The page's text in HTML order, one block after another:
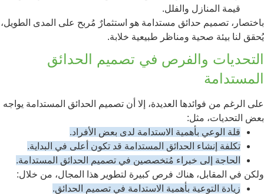
قيمة المنازل والفلل.
باختصار، تصميم حدائق مستدامة هو استثمارٌ مُربح على المدى الطويل،
يُحقق لنا بيئة صحية ومناظر طبيعية خلابة.
التحديات والفرص في تصميم الحدائق
المستدامة
على الرغم من فوائدها العديدة، إلا أن تصميم الحدائق المستدامة يواجه
بعض التحديات، مثل:
قلة الوعي بأهمية الاستدامة لدى بعض الأفراد.
تكلفة إنشاء الحدائق المستدامة قد تكون أعلى في البداية.
الحاجة إلى خبراء مُتخصصين في تصميم الحدائق المستدامة.
ولكن في المقابل، هناك فرص كبيرة لتطوير هذا المجال، من خلال:
زيادة التوعية بأهمية الاستدامة في تصميم الحدائق.